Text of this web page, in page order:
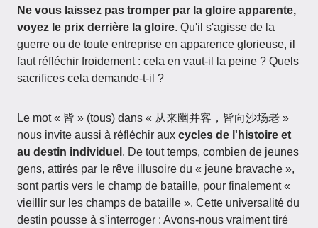
Ne vous laissez pas tromper par la gloire apparente,
voyez le prix derrière la gloire. Qu'il s'agisse de la
guerre ou de toute entreprise en apparence glorieuse, il
faut réfléchir froidement : cela en vaut-il la peine ? Quels
sacrifices cela demande-t-il ?
Le mot « 皆 » (tous) dans « 从来幽并客，皆向沙场老 »
nous invite aussi à réfléchir aux cycles de l'histoire et
au destin individuel . De tout temps, combien de jeunes
gens, attirés par le rêve illusoire du « jeune bravache »,
sont partis vers le champ de bataille, pour finalement «
vieillir sur les champs de bataille ». Cette universalité du
destin pousse à s'interroger : Avons-nous vraiment tiré